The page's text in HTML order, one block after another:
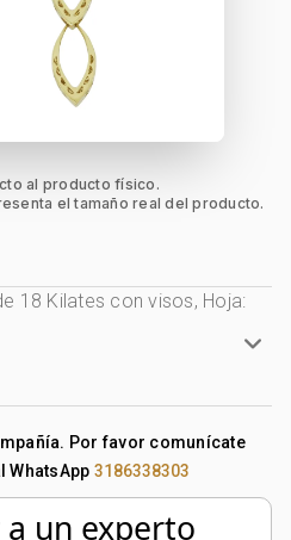
al producto físico.
el tamaño real del producto.
18 Kilates con visos, Hoja:
Por favor comunícate
WhatsApp 3186338303
un experto